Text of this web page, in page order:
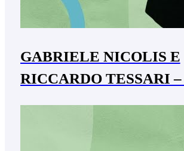
GABRIELE NICOLIS E
RICCARDO TESSARI –